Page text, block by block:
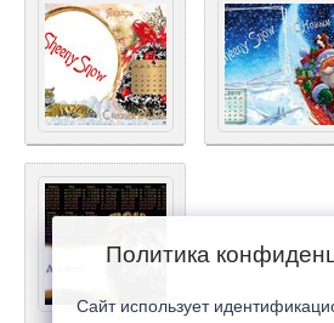
Политика
Сайт использует